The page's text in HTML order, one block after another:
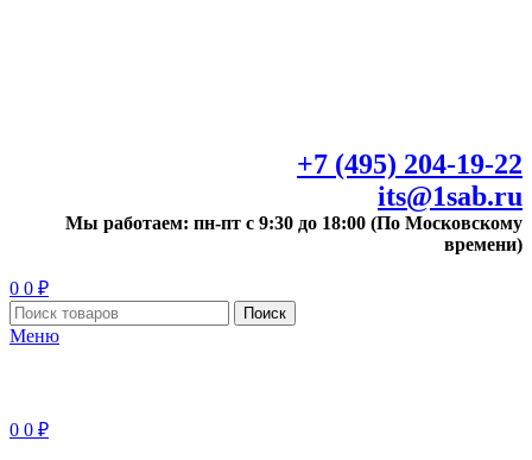
+7 (495) 204-19-22
its@1sab.ru
Мы работаем: пн-пт с 9:30 до 18:00 (По Московскому
времени)
0 0 ₽
Поиск
Меню
0 0 ₽